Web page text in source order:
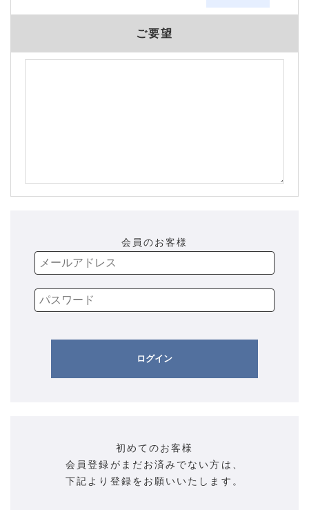
ご要望
会員のお客様
ログイン
初めてのお客様
会員登録がまだお済みでない方は、
下記より登録をお願いいたします。